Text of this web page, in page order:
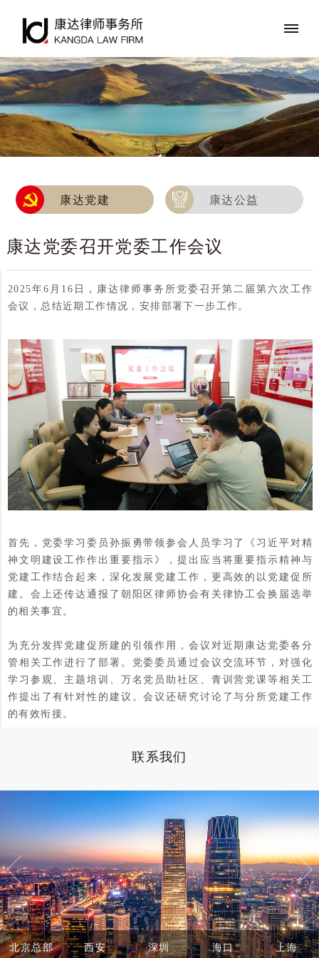
康达党建 康达公益
康达党委召开党委工作会议
2025年6月16日，康达律师事务所党委召开第二届第六次工作
会议，总结近期工作情况，安排部署下一步工作。
首先，党委学习委员孙振勇带领参会人员学习了《习近平对精
神文明建设工作作出重要指示》，提出应当将重要指示精神与
党建工作结合起来，深化发展党建工作，更高效的以党建促所
建。会上还传达通报了朝阳区律师协会有关律协工会换届选举
的相关事宜。
为充分发挥党建促所建的引领作用，会议对近期康达党委各分
管相关工作进行了部署。党委委员通过会议交流环节，对强化
学习参观、主题培训、万名党员助社区、青训营党课等相关工
作提出了有针对性的建议。会议还研究讨论了与分所党建工作
的有效衔接。
联系我们
北京总部 西安 深圳 海口 上海